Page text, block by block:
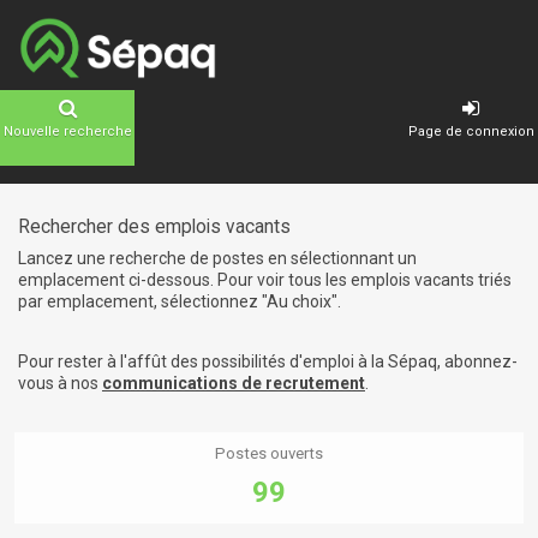
Nouvelle recherche Page de connexion
Rechercher des emplois vacants
Lancez une recherche de postes en sélectionnant un
emplacement ci-dessous. Pour voir tous les emplois vacants triés
par emplacement, sélectionnez "Au choix".
Pour rester à l'affût des possibilités d'emploi à la Sépaq, abonnez-
vous à nos communications de recrutement
Postes ouverts
99